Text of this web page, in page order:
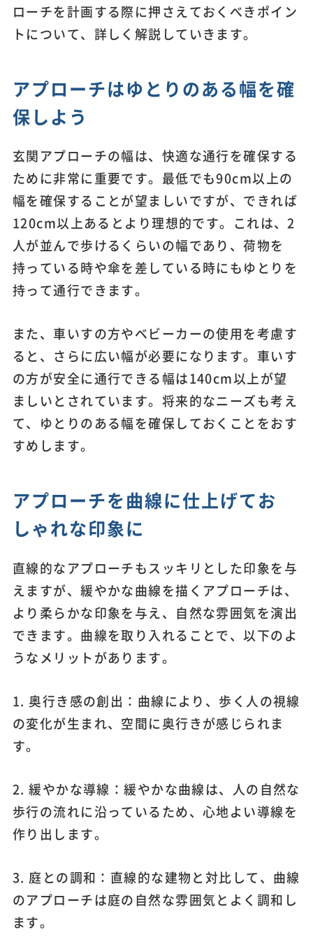
ローチを計画する際に押さえておくべきポイン
トについて、詳しく解説していきます。
アプローチはゆとりのある幅を確
保しよう
玄関アプローチの幅は、快適な通行を確保する
ために非常に重要です。最低でも90cm以上の
幅を確保することが望ましいですが、できれば
120cm以上あるとより理想的です。これは、2
人が並んで歩けるくらいの幅であり、荷物を
持っている時や傘を差している時にもゆとりを
持って通行できます。
また、車いすの方やベビーカーの使用を考慮す
ると、さらに広い幅が必要になります。車いす
の方が安全に通行できる幅は140cm以上が望
ましいとされています。将来的なニーズも考え
て、ゆとりのある幅を確保しておくことをおす
すめします。
アプローチを曲線に仕上げてお
しゃれな印象に
直線的なアプローチもスッキリとした印象を与
えますが、緩やかな曲線を描くアプローチは、
より柔らかな印象を与え、自然な雰囲気を演出
できます。曲線を取り入れることで、以下のよ
うなメリットがあります。
1. 奥行き感の創出：曲線により、歩く人の視線
の変化が生まれ、空間に奥行きが感じられま
す。
2. 緩やかな導線：緩やかな曲線は、人の自然な
歩行の流れに沿っているため、心地よい導線を
作り出します。
3. 庭との調和：直線的な建物と対比して、曲線
のアプローチは庭の自然な雰囲気とよく調和し
ます。